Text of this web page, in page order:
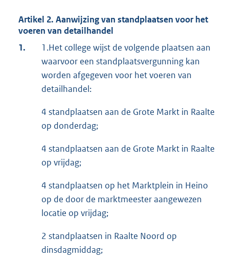
Artikel 2. Aanwijzing van standplaatsen voor het
voeren van detailhandel
1.
1.Het college wijst de volgende plaatsen aan
waarvoor een standplaatsvergunning kan
worden afgegeven voor het voeren van
detailhandel:
4 standplaatsen aan de Grote Markt in Raalte
op donderdag;
4 standplaatsen aan de Grote Markt in Raalte
op vrijdag;
4 standplaatsen op het Marktplein in Heino
op de door de marktmeester aangewezen
locatie op vrijdag;
2 standplaatsen in Raalte Noord op
dinsdagmiddag;